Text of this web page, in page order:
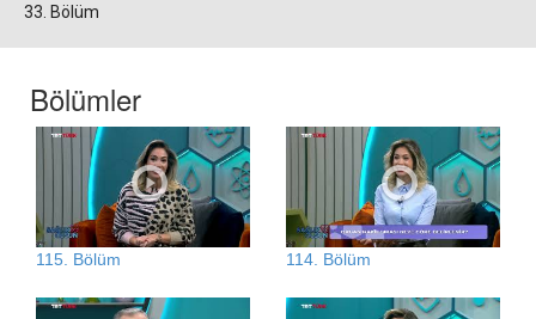
33. Bölüm
Bölümler
115. Bölüm 114. Bölüm